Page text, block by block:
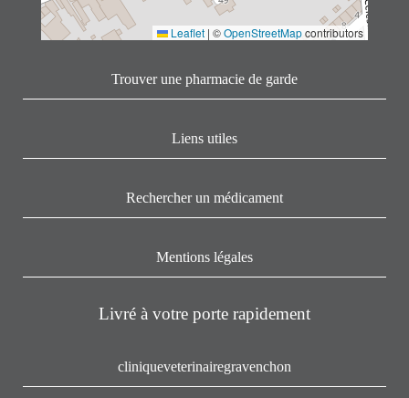
Leaflet | ©OpenStreetMapcontributors
Trouver une pharmacie de garde
Liens utiles
Rechercher un médicament
Mentions légales
Livré à votre porte rapidement
cliniqueveterinairegravenchon